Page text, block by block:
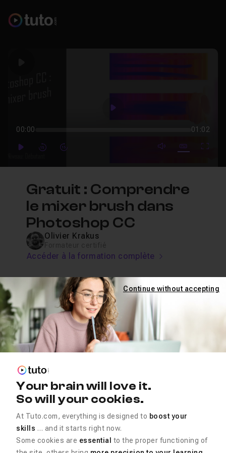
Play
00:00 01:02
PlayForwardForward mute video
Subtitles
Gratuit : Comprendre
le mixer brush dans
Photoshop CC
Olivier Krakus
Accéder à la formation complète